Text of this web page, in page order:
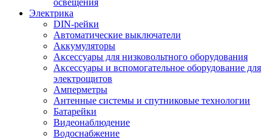
Электрика
DIN-рейки
Автоматические выключатели
Аккумуляторы
Аксессуары для низковольтного оборудования
Аксессуары и вспомогательное оборудование для
электрощитов
Амперметры
Антенные системы и спутниковые технологии
Батарейки
Видеонаблюдение
Водоснабжение